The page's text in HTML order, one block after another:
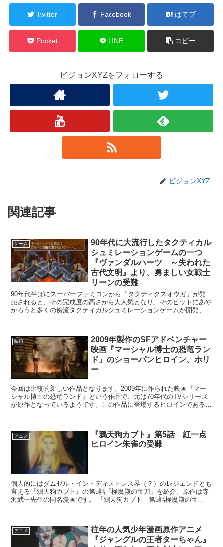
Twitter Facebook はてブ
Pocket LINE コピー
ビジョンXYZをフォローする
ビジョンXYZ
関連記事
ゲーム
90年代に大流行したタクティカル
シュミレーションゲームの一つ
『ヴァンダルハーツ ～失われた
古代文明』より、勇ましい女戦士
リーンの受難
90年代半ばにスーパーファミコンから『タクティクスオウガ』が発
売されると、その完成度の高さから大人気となり、そのヒットにあや
かろうと多くの傍流タクティカルシュミレーションゲームが開発、発
映画
2009年製作のSFアドベンチャー
映画『マーシャル博士の恐竜ラン
ド』のショーパンヒロイン、ホリ
ー
今回は比較的新しい作品となります。2009年に作られた映画『マー
シャル博士の恐竜ランド』という作品で、元は70年代のTVシリーズ
が原作となっているようです。この作品に登場するヒロインであるホ
アニメ
『鴉天狗カブト』第5話 紅一点
ヒロイン朱雀の受難
個人的にはダムゼル・イン・ディストレス界（？）のレジェンドとも
言える『鴉天狗カブト』の第5話「極魔殿の宝刀」を紹介。原作は寺
沢武一先生の同名漫画です。 『鴉天狗カブト 第5話極魔殿の宝
アニメ
往年の人気少年漫画原作アニメ
『ジャングルの王者ターちゃん』